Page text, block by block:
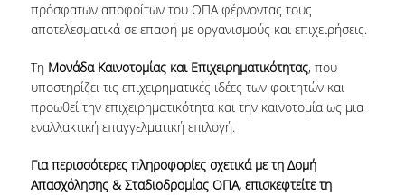
πρόσφατων αποφοίτων του ΟΠΑ φέρνοντας τους
αποτελεσματικά σε επαφή με οργανισμούς και επιχειρήσεις.
Τη Μονάδα Καινοτομίας και Επιχειρηματικότητας, που
υποστηρίζει τις επιχειρηματικές ιδέες των φοιτητών και
προωθεί την επιχειρηματικότητα και την καινοτομία ως μια
εναλλακτική επαγγελματική επιλογή.
Για περισσότερες πληροφορίες σχετικά με τη Δομή
Απασχόλησης & Σταδιοδρομίας ΟΠΑ, επισκεφτείτε τη